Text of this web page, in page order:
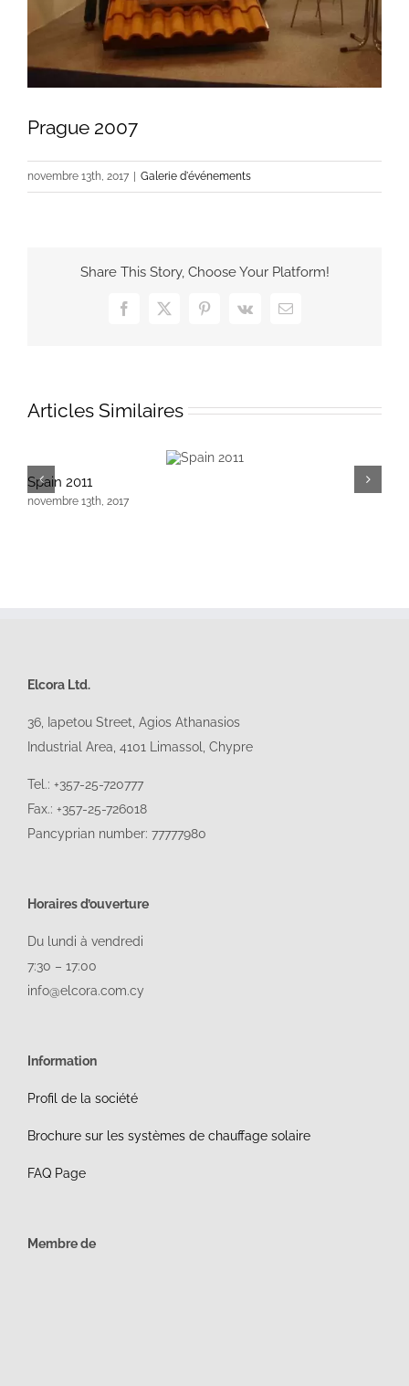
Prague 2007
novembre 13th, 2017 | Galerie d'événements
Share This Story, Choose Your Platform!
Facebook
X Pinterest
Vk Email
Articles Similaires
Spain 2011
novembre 13th, 2017
Elcora Ltd.
36, Iapetou Street, Agios Athanasios
Industrial Area, 4101
Limassol , Chypre
Tel.: +357-25-720777
Fax.: +357-25-726018
Pancyprian number: 77777980
Horaires d’ouverture
Du lundi à vendredi
7:30 – 17:00
info@elcora.com.cy
Information
Profil de la société
Brochure sur les systèmes de chauffage solaire
FAQ Page
Membre de